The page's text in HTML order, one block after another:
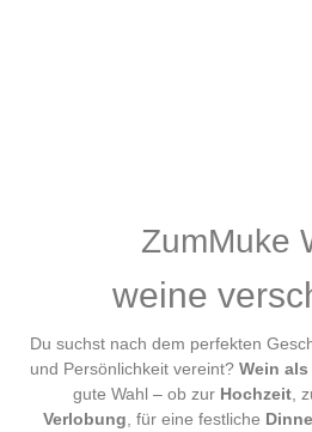
ZumMuke
weine
Du suchst nach dem perfekten
und Persönlichkeit vereint? Wein
gute Wahl – ob zur Hochzeit,
Verlobung , für eine festliche